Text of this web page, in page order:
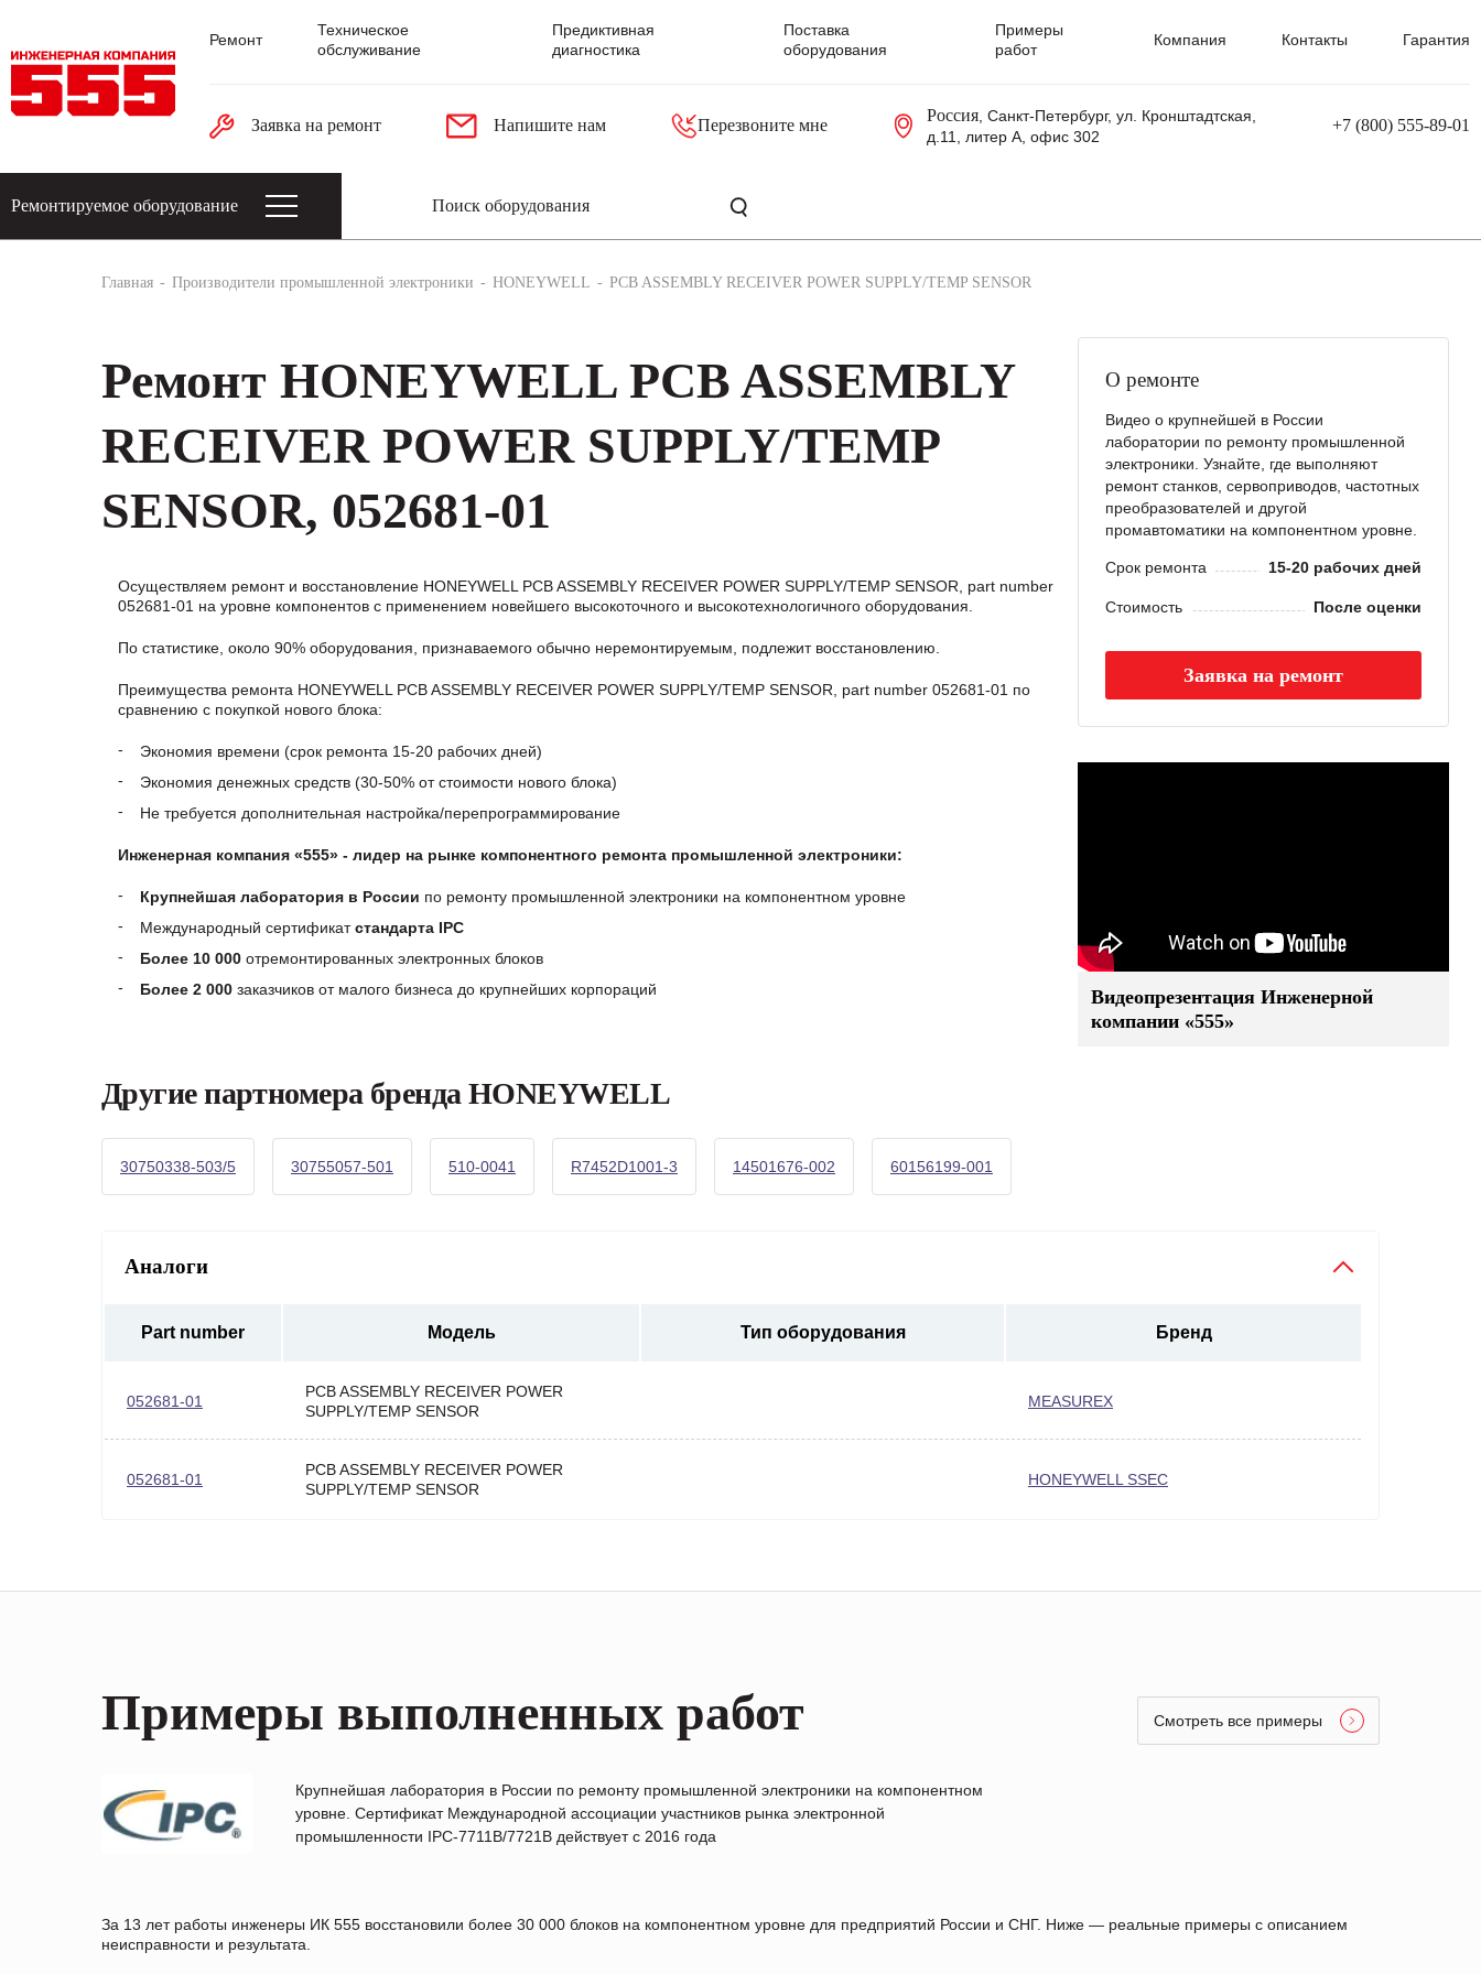
Ремонт
Техническое
обслуживание
Предиктивная
диагностика
Поставка
оборудования
Примеры
работ
Компания Контакты Гарантия
Заявка на ремонт Напишите нам Перезвоните мне
Россия, Санкт-Петербург, ул. Кронштадтская,
д.11, литер А, офис 302
+7 (800) 555-89-01
Ремонтируемое оборудование
Главная Производители промышленной электроники HONEYWELL PCB ASSEMBLY RECEIVER POWER SUPPLY/TEMP SENSOR
Ремонт HONEYWELL PCB ASSEMBLY
RECEIVER POWER SUPPLY/TEMP
SENSOR, 052681-01
Осуществляем ремонт и восстановление HONEYWELL PCB ASSEMBLY RECEIVER POWER SUPPLY/TEMP SENSOR, part number
052681-01 на уровне компонентов с применением новейшего высокоточного и высокотехнологичного оборудования.
По статистике, около 90% оборудования, признаваемого обычно неремонтируемым, подлежит восстановлению.
Преимущества ремонта HONEYWELL PCB ASSEMBLY RECEIVER POWER SUPPLY/TEMP SENSOR, part number 052681-01 по
сравнению с покупкой нового блока:
Экономия времени (срок ремонта 15-20 рабочих дней)
Экономия денежных средств (30-50% от стоимости нового блока)
Не требуется дополнительная настройка/перепрограммирование
Инженерная компания «555» - лидер на рынке компонентного ремонта промышленной электроники:
Крупнейшая лаборатория в России по ремонту промышленной электроники на компонентном уровне
Международный сертификатстандарта IPC
Более 10 000 отремонтированных электронных блоков
Более 2 000 заказчиков от малого бизнеса до крупнейших корпораций
Другие партномера бренда HONEYWELL
30750338-503/5 30755057-501 510-0041 R7452D1001-3 14501676-002 60156199-001
О ремонте
Видео о крупнейшей в России
лаборатории по ремонту промышленной
электроники. Узнайте, где выполняют
ремонт станков, сервоприводов, частотных
преобразователей и другой
промавтоматики на компонентном уровне.
Срок ремонта 15-20 рабочих дней
Стоимость После оценки
Заявка на ремонт
Видеопрезентация Инженерной
компании «555»
Аналоги
Part number Модель Тип оборудования Бренд
052681-01
PCB ASSEMBLY RECEIVER POWER
SUPPLY/TEMP SENSOR
MEASUREX
052681-01
PCB ASSEMBLY RECEIVER POWER
SUPPLY/TEMP SENSOR
HONEYWELL SSEC
Примеры выполненных работ
Крупнейшая лаборатория в России по ремонту промышленной электроники на компонентном
уровне. Сертификат Международной ассоциации участников рынка электронной
промышленности IPC-7711B/7721B действует с 2016 года
Смотреть все примеры
За 13 лет работы инженеры ИК 555 восстановили более 30 000 блоков на компонентном уровне для предприятий России и СНГ. Ниже — реальные примеры с описанием
неисправности и результата.